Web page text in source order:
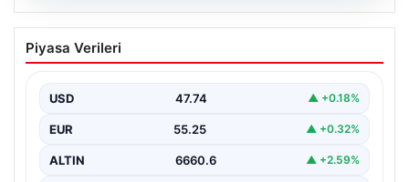
Kelebek sohbet platformu İle Dijital
İletişimin Seviyeli Adresi Ve Chat
İnternet çağında insanların güvenli bir biçimde iletişim
pek…
Piyasa Verileri
USD 47.74 ▲ +0.18%
EUR 55.25 ▲ +0.32%
ALTIN 6660.6 ▲ +2.59%